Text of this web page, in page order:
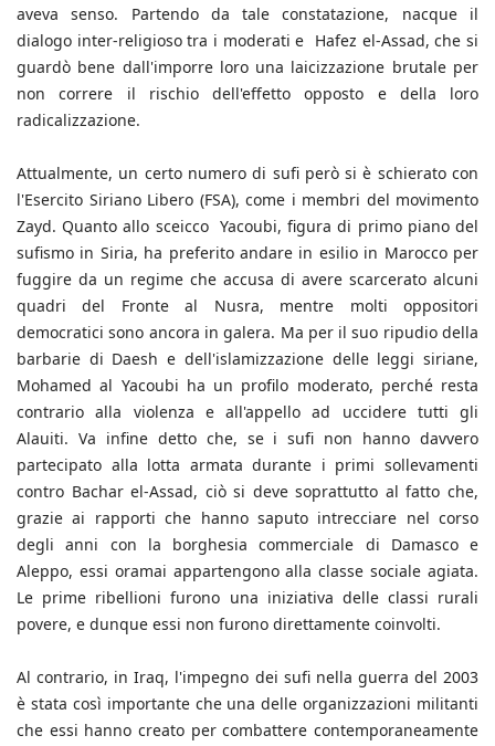
aveva senso. Partendo da tale constatazione, nacque il
dialogo inter-religioso tra i moderati e Hafez el-Assad, che si
guardò bene dall'imporre loro una laicizzazione brutale per
non correre il rischio dell'effetto opposto e della loro
radicalizzazione.
Attualmente, un certo numero di sufi però si è schierato con
l'Esercito Siriano Libero (FSA), come i membri del movimento
Zayd. Quanto allo sceicco Yacoubi, figura di primo piano del
sufismo in Siria, ha preferito andare in esilio in Marocco per
fuggire da un regime che accusa di avere scarcerato alcuni
quadri del Fronte al Nusra, mentre molti oppositori
democratici sono ancora in galera. Ma per il suo ripudio della
barbarie di Daesh e dell'islamizzazione delle leggi siriane,
Mohamed al Yacoubi ha un profilo moderato, perché resta
contrario alla violenza e all'appello ad uccidere tutti gli
Alauiti. Va infine detto che, se i sufi non hanno davvero
partecipato alla lotta armata durante i primi sollevamenti
contro Bachar el-Assad, ciò si deve soprattutto al fatto che,
grazie ai rapporti che hanno saputo intrecciare nel corso
degli anni con la borghesia commerciale di Damasco e
Aleppo, essi oramai appartengono alla classe sociale agiata.
Le prime ribellioni furono una iniziativa delle classi rurali
povere, e dunque essi non furono direttamente coinvolti.
Al contrario, in Iraq, l'impegno dei sufi nella guerra del 2003
è stata così importante che una delle organizzazioni militanti
che essi hanno creato per combattere contemporaneamente